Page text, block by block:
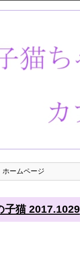
ホームページ
子猫 2017.1029